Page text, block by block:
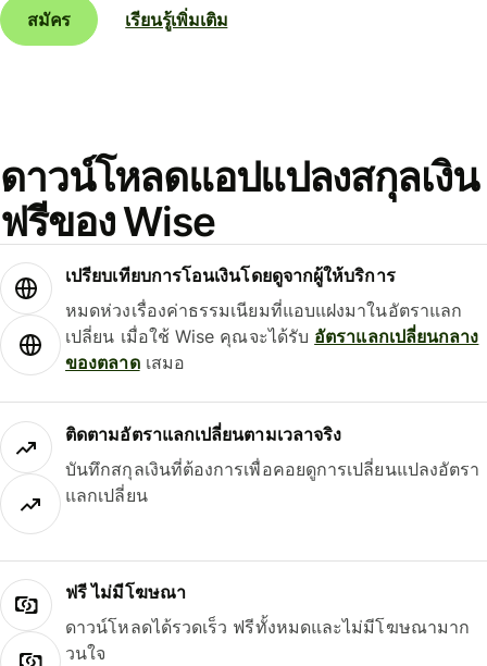
สมัคร เรียนรู้เพิ่มเติม
ดาวน์โหลดแอปแปลงสกุลเงิน
ฟรีของ Wise
เปรียบเทียบการโอนเงินโดยดูจากผู้ให้บริการ
หมดห่วงเรื่องค่าธรรมเนียมที่แอบแฝงมาในอัตราแลก
เปลี่ยน เมื่อใช้ Wise คุณจะได้รับ อัตราแลกเปลี่ยนกลาง
ของตลาดเสมอ
ติดตามอัตราแลกเปลี่ยนตามเวลาจริง
บันทึกสกุลเงินที่ต้องการเพื่อคอยดูการเปลี่ยนแปลงอัตรา
แลกเปลี่ยน
ฟรี ไม่มีโฆษณา
ดาวน์โหลดได้รวดเร็ว ฟรีทั้งหมดและไม่มีโฆษณามาก
วนใจ